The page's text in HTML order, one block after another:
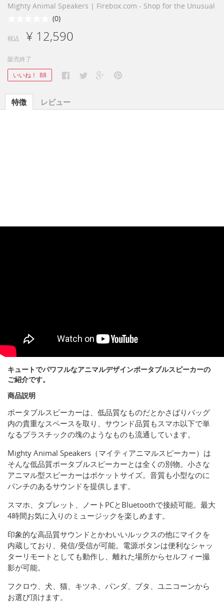
Mighty Animal Speakers | Firebox.com - Shop for the Unusual
(0)
税込 ¥ 12,590
販売終了
いいね！ 88
特徴 レビュー
キュートでパワフルなアニマルデザインポータブルスピーカーの
ご紹介です。
商品説明
ポータブルスピーカーは、低品質なものだとかさばりバッグ
内の貴重なスペースを取り、サウンド品質もスマホ以下で単
なるプラスチックの塊のようなものも流通しています。
Mighty Animal Speakers（マイティアニマルスピーカー）は
そんな低品質ポータブルスピーカーとは全くの別物。小さな
アニマル型スピーカーはポケットサイズ。音質も小型なのに
パンチのあるサウンドを提供します。
スマホ、タブレット、ノートPCとBluetoothで接続可能。最大
4時間お気に入りのミュージックを楽しめます。
印象的な高品質サウンドとかわいいルックスの他にマイクを
内蔵しており、発信/受信が可能。電源ボタンは便利なシャッ
ターリモートとしても動作し、離れた場所からセルフィー撮
影が可能。
フクロウ、犬、猫、キツネ、パンダ、ブタ、ユニコーンから
お選び頂けます。